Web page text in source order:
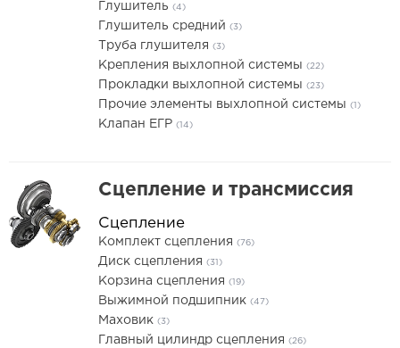
Глушитель (4)
Глушитель средний (3)
Труба глушителя (3)
Крепления выхлопной системы (22)
Прокладки выхлопной системы (23)
Прочие элементы выхлопной системы (1)
Клапан ЕГР (14)
Сцепление и трансмиссия
Сцепление
Комплект сцепления (76)
Диск сцепления (31)
Корзина сцепления (19)
Выжимной подшипник (47)
Маховик (3)
Главный цилиндр сцепления (26)